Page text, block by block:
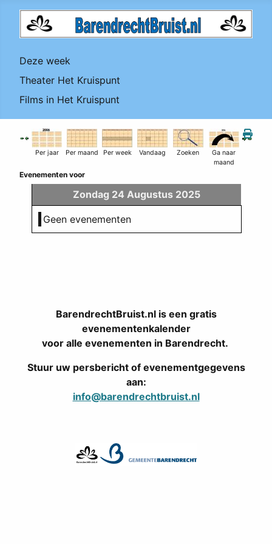
Deze week
Theater Het Kruispunt
Films in Het Kruispunt
Per jaar Per maand Per week Vandaag Zoeken
Ga naar
maand
Evenementen voor
Zondag 24 Augustus 2025
Geen evenementen
BarendrechtBruist.nl is een gratis
evenementenkalender
voor alle evenementen in Barendrecht.
Stuur uw persbericht of evenementgegevens
aan:
info@barendrechtbruist.nl